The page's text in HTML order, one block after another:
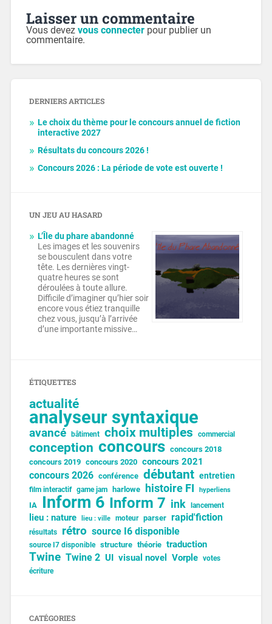
Laisser un commentaire
Vous devez vous connecterpour publier un
commentaire.
DERNIERS ARTICLES
Le choix du thème pour le concours annuel de fiction
interactive 2027
Résultats du concours 2026 !
Concours 2026 : La période de vote est ouverte !
UN JEU AU HASARD
L’Île du phare abandonné
Les images et les souvenirs
se bousculent dans votre
tête. Les dernières vingt-
quatre heures se sont
déroulées à toute allure.
Difficile d’imaginer qu’hier soir
encore vous étiez tranquille
chez vous, jusqu’à l’arrivée
d’une importante missive…
ÉTIQUETTES
actualité
analyseur syntaxique
avancé bâtiment choix multiples commercial
conception concours concours 2018
concours 2019 concours 2020 concours 2021
concours 2026 conférence débutant entretien
film interactif game jam harlowe histoire FI hyperliens
IA Inform 6 Inform 7 ink lancement
lieu : nature lieu : ville moteur parser rapid'fiction
résultats rétro source I6 disponible
source I7 disponible structure théorie traduction
Twine Twine 2 UI visual novel Vorple votes
écriture
CATÉGORIES